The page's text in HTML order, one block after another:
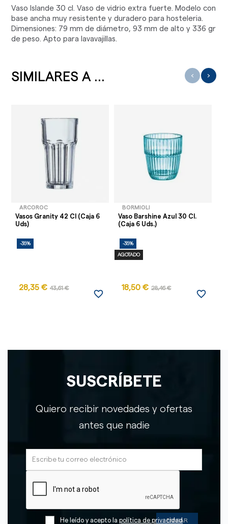
Vaso Islande 30 cl. Vaso de vidrio extra fuerte. Modelo con
base ancha muy resistente y duradero para hosteleria.
Dimensiones: 79 mm de diámetro, 93 mm de alto y 336 gr
de peso. Apto para lavavajillas.
SIMILARES A ...
ARCOROC
Vasos Granity 42 Cl (Caja 6
Uds)
-35%
28,35 € 43,61 €
favorite_border
BORMIOLI
Vaso Barshine Azul 30 Cl.
(Caja 6 Uds.)
-35%
AGOTADO
18,50 € 28,46 €
favorite_border
‹ ›
SUSCRÍBETE
Quiero recibir novedades y ofertas
antes que nadie
He leído y acepto la política de privacidad